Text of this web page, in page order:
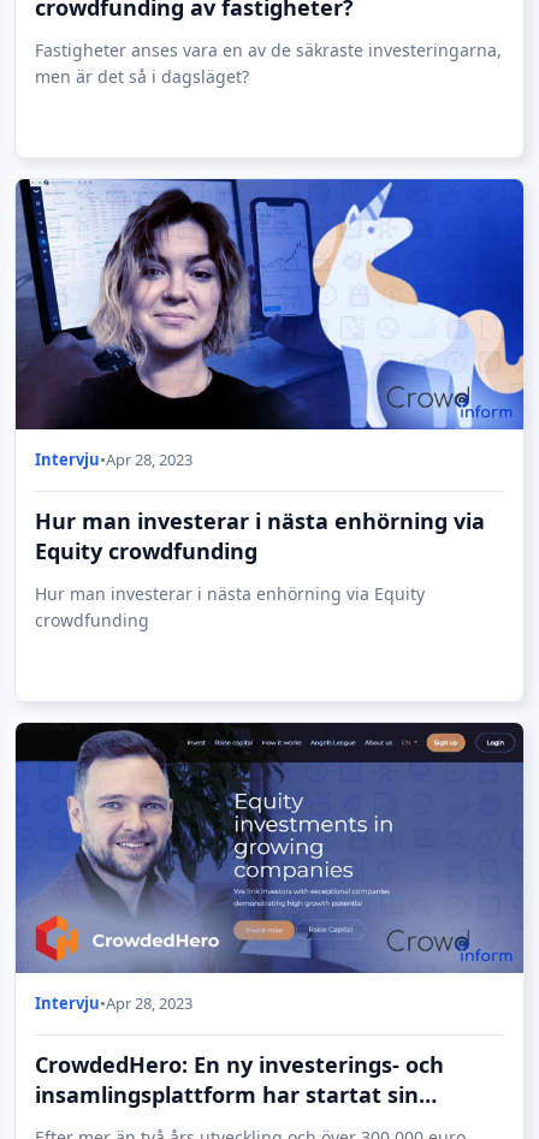
crowdfunding av fastigheter?
Fastigheter anses vara en av de säkraste investeringarna,
men är det så i dagsläget?
Intervju•Apr 28, 2023
Hur man investerar i nästa enhörning via
Equity crowdfunding
Hur man investerar i nästa enhörning via Equity
crowdfunding
Intervju•Apr 28, 2023
CrowdedHero: En ny investerings- och
insamlingsplattform har startat sin
verksamhet i Lettland